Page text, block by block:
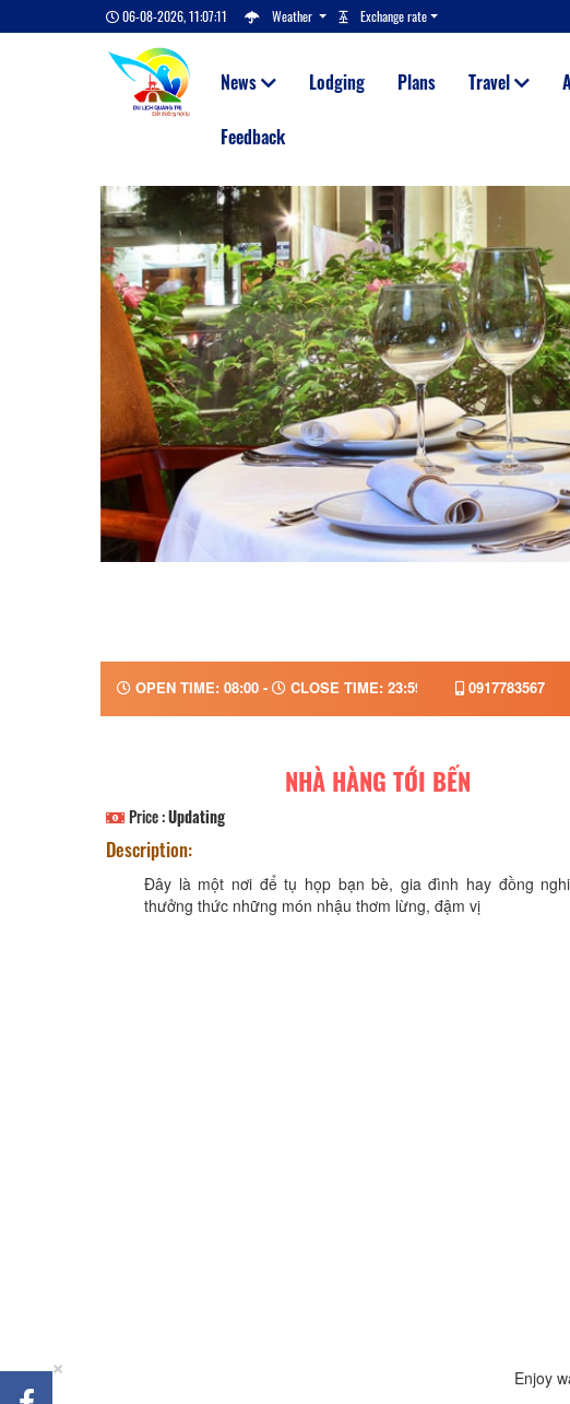
06-08-2026, 11:07:12 Weather Exchange rate
News Lodging Plans Travel
Feedback
OPEN TIME: 08:00 - CLOSE TIME: 23:59 0917783567
NHÀ HÀNG TỚI BẾN
Price :Updating
Description:
Đây là một nơi để tụ họp bạn bè, gia đình hay đồng
thưởng thức những món nhậu thơm lừng, đậm vị
Enjoy
×